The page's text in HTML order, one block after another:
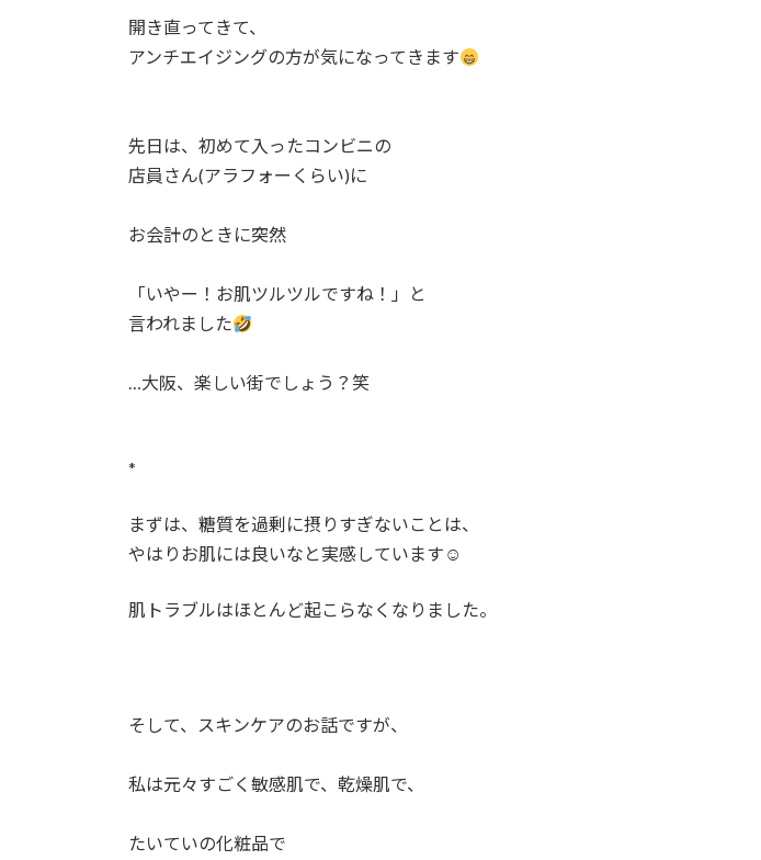
開き直ってきて、⁡
アンチエイジングの方が気になってきます
先日は、初めて入ったコンビニの⁡
店員さん(アラフォーくらい)に⁡
お会計のときに突然⁡
「いやー！お肌ツルツルですね！」と⁡
言われました
…大阪、楽しい街でしょう？笑⁡
*
まずは、糖質を過剰に摂りすぎないことは、⁡
やはりお肌には良いなと実感しています☺⁡
肌トラブルはほとんど起こらなくなりました。
そして、スキンケアのお話ですが、
私は元々すごく敏感肌で、乾燥肌で、⁡
たいていの化粧品で⁡